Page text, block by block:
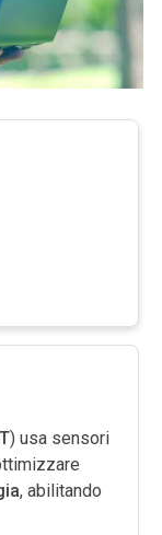
) usa sensori
, abilitando